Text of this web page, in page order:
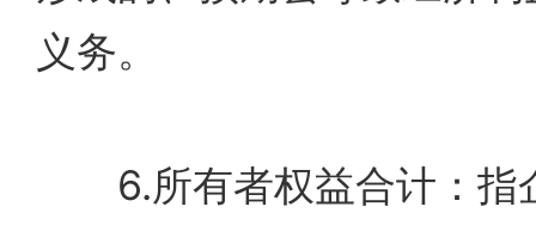
义务。
6.所有者权益合计：指